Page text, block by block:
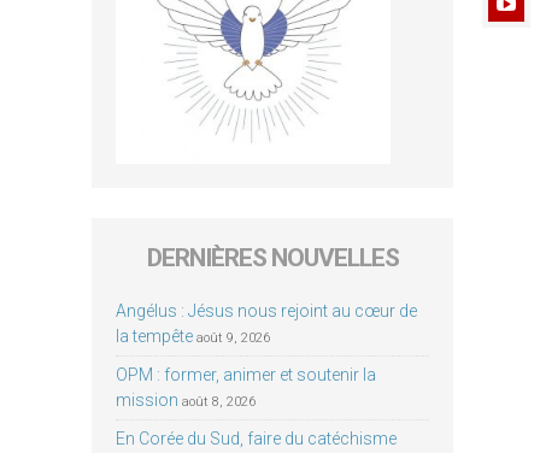
DERNIÈRES NOUVELLES
Angélus : Jésus nous rejoint au cœur de
la tempête août 9, 2026
OPM : former, animer et soutenir la
mission août 8, 2026
En Corée du Sud, faire du catéchisme